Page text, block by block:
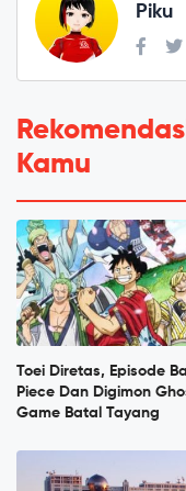
Piku
Kamu
Toei Diretas, Episode
Piece Dan Digimon
Game Batal Tayang